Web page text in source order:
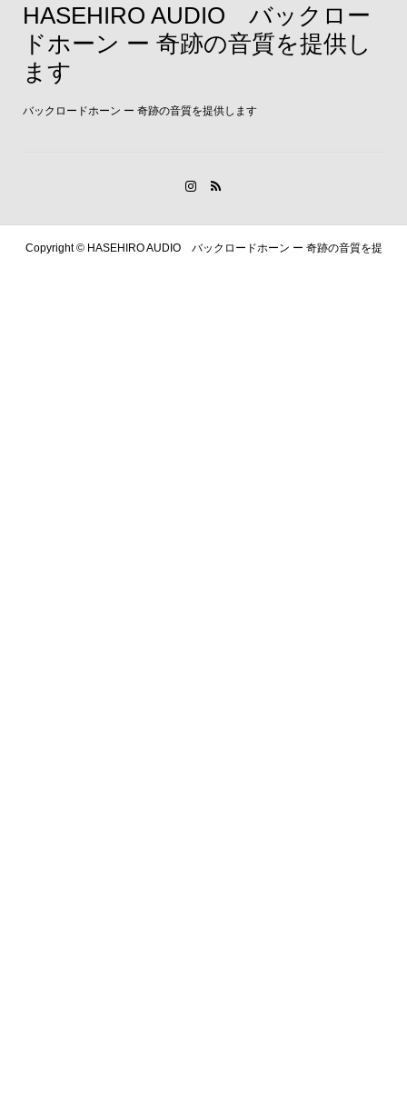
HASEHIRO AUDIO バックロー
ドホーン ー 奇跡の音質を提供し
ます
バックロードホーン ー 奇跡の音質を提供します
Copyright ©HASEHIRO AUDIO バックロードホーン ー 奇跡の音質を提